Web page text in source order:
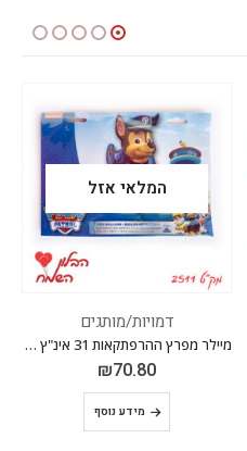
מיילר מפרץ ההרפתקאות 31 אינ"ץ *מגיע בסיטונאות חבילה של 5 יח'*
דמויות/מותגים